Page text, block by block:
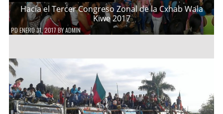
Hacía el Tercer Congreso Zonal de la Cxhab Wala
Kiwe 2017
PDENERO 31, 2017 BYADMIN